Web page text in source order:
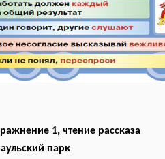
1, чтение рассказа
ульский парк